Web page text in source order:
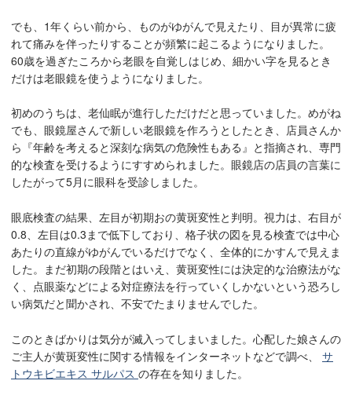
でも、1年くらい前から、ものがゆがんで見えたり、目が異常に疲
れて痛みを伴ったりすることが頻繁に起こるようになりました。
60歳を過ぎたころから老眼を自覚しはじめ、細かい字を見るとき
だけは老眼鏡を使うようになりました。
初めのうちは、老仙眠が進行しただけだと思っていました。めがね
でも、眼鏡屋さんで新しい老眼鏡を作ろうとしたとき、店員さんか
ら『年齢を考えると深刻な病気の危険性もある』と指摘され、専門
的な検査を受けるようにすすめられました。眼鏡店の店員の言葉に
したがって5月に眼科を受診しました。
眼底検査の結果、左目が初期おの黄斑変性と判明。視力は、右目が
0.8、左目は0.3まで低下しており、格子状の図を見る検査では中心
あたりの直線がゆがんでいるだけでなく、全体的にかすんで見えま
した。まだ初期の段階とはいえ、黄斑変性には決定的な治療法がな
く、点眼薬などによる対症療法を行っていくしかないという恐ろし
い病気だと聞かされ、不安でたまりませんでした。
このときばかりは気分が滅入ってしまいました。心配した娘さんの
ご主人が黄斑変性に関する情報をインターネットなどで調べ、 サ
トウキビエキス サルパス の存在を知りました。